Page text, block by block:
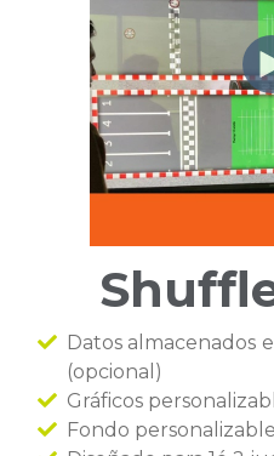
Datos almacenados
(opcional)
Gráficos
Fondo